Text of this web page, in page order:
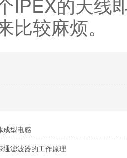
比较麻烦。
成型电感
通滤波器的工作原理